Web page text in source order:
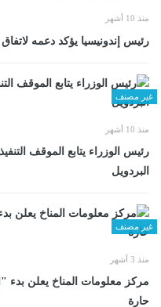
منذ 10 أشهر
رئيس إندونيسيا يؤكد دعمه
غير مصنف
منذ 10 أشهر
رئيس الوزراء يتابع الموقف
البردويل
غير مصنف
منذ 3 أشهر
مركز معلومات المناخ يعلن
حارة